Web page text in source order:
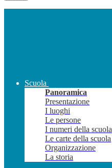
Scuola
Panoramica
Presentazione
I luoghi
Le persone
I numeri della scuola
Le carte della scuola
Organizzazione
La storia